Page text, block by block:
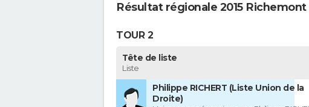
Résultat régionale 2015 Richemont
TOUR 2
Tête de liste
Liste
Philippe RICHERT (Liste Union de la
Droite)